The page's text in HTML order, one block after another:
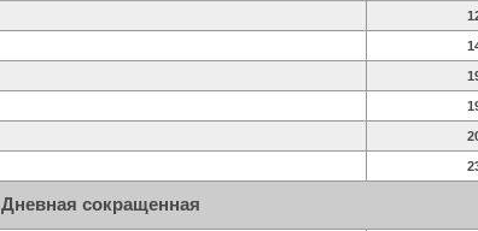
Дневная сокращенная